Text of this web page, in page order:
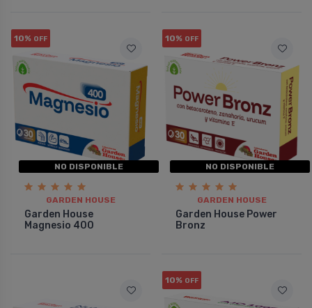
10% OFF
NO DISPONIBLE
GARDEN HOUSE
Garden House
Magnesio 400
10% OFF
NO DISPONIBLE
GARDEN HOUSE
Garden House Power
Bronz
10% OFF